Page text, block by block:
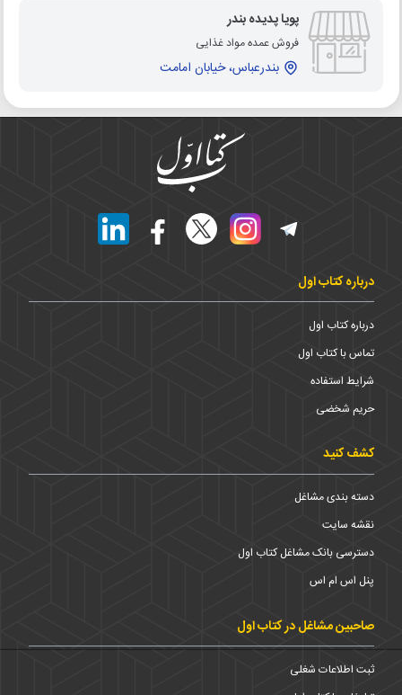
پویا پدیده بندر
فروش عمده مواد غذایی
بندرعباس، خیابان امامت
درباره کتاب اول
درباره کتاب اول
تماس با کتاب اول
شرایط استفاده
حریم شخضی
کشف کنید
دسته بندی مشاغل
نقشه سایت
دسترسی بانک مشاغل کتاب اول
پنل اس ام اس
صاحبین مشاغل در کتاب اول
ثبت اطلاعات شغلی